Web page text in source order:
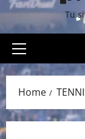
Tu
Primary
Menu
Home